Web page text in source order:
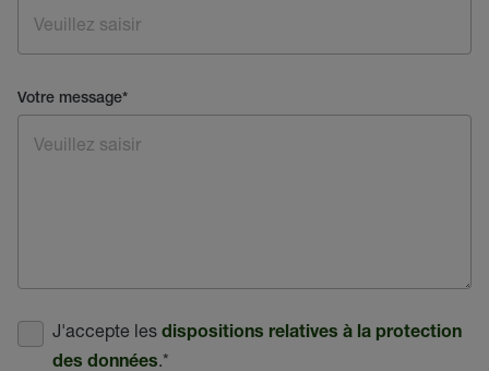
Votre message*
J'accepte les dispositions relatives à la protection
des données.*